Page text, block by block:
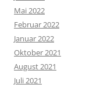
Mai 2022
Februar 2022
Januar 2022
Oktober 2021
August 2021
Juli 2021